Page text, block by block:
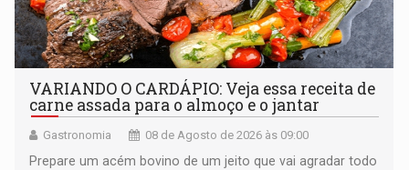
VARIANDO O CARDÁPIO: Veja essa receita de
carne assada para o almoço e o jantar
Gastronomia 08 de Agosto de 2026 às 09:00
Prepare um acém bovino de um jeito que vai agradar todo